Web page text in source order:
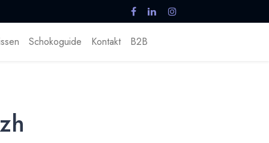
Schokoguide Kontakt B2B